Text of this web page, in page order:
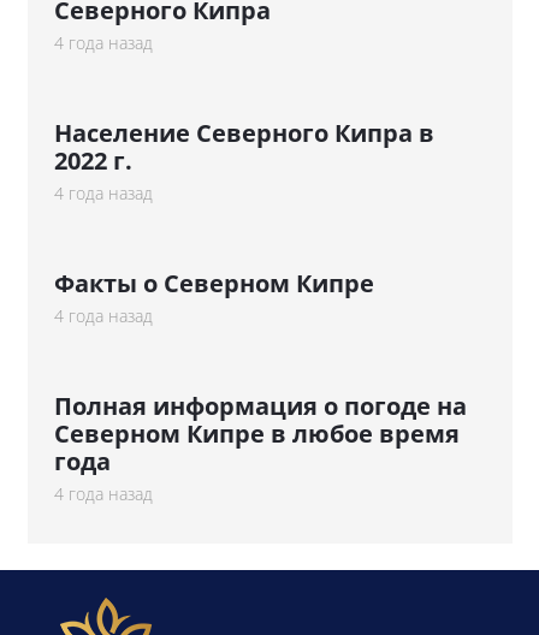
Северного Кипра
4 года назад
Население Северного Кипра в
2022 г.
4 года назад
Факты о Северном Кипре
4 года назад
Полная информация о погоде на
Северном Кипре в любое время
года
4 года назад